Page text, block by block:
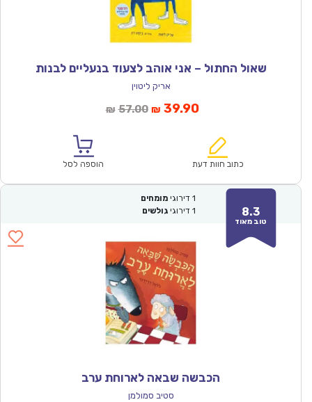
שאול החתול – אני אוהב לצעוד בנעליים לבנות
אריק ליטוין
₪ 57.00המחיר
₪57.00.
₪ 39.90המחיר
הוא:
כתוב חוות דעת הוספה לסל
8.3
טוב מאוד
1 דירוגי מומחים
1 דירוגי גולשים
הכבשה שבאה לארוחת ערב
סטיב סמולמן